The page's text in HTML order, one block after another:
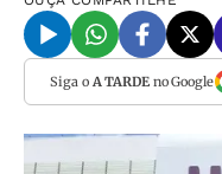
Siga o A TARDEno Google